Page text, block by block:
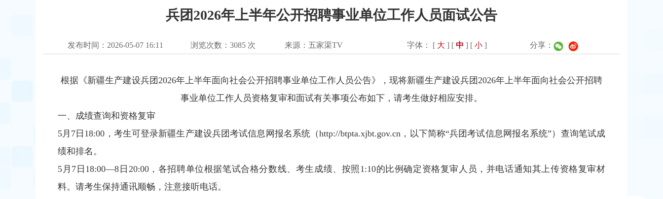
兵团2026年上半年公开招聘事业单位工作人员面试公告
发布时间：2026-05-07 16:11 浏览次数： 3085次 来源：五家渠TV 字体： [ 大 ] [中 ] [小 ] 分享：
根据《新疆生产建设兵团2026年上半年面向社会公开招聘事业单位工作人员公告》，现将新疆生产建设兵团2026年上半年面向社会公开招聘
事业单位工作人员资格复审和面试有关事项公布如下，请考生做好相应安排。
一、成绩查询和资格复审
5月7日18:00，考生可登录新疆生产建设兵团考试信息网报名系统（http://btpta.xjbt.gov.cn，以下简称“兵团考试信息网报名系统”）查询笔试成
绩和排名。
5月7日18:00—8日20:00，各招聘单位根据笔试合格分数线、考生成绩、按照1:10的比例确定资格复审人员，并电话通知其上传资格复审材
料。请考生保持通讯顺畅，注意接听电话。